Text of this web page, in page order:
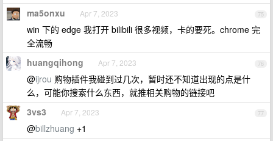
75
ma5onxu Apr 7, 2023
win 下的 edge 我打开 bilibili 很多视频，卡的要死。chrome 完
全流畅
76
huangqihong Apr 7, 2023
@ijrou 购物插件我碰到过几次，暂时还不知道出现的点是什
么，可能你搜索什么东西，就推相关购物的链接吧
77
3vs3 Apr 7, 2023
@billzhuang +1